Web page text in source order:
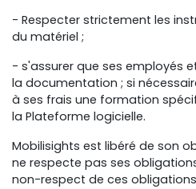
- Respecter strictement les
du matériel ;
- s'assurer que ses employés
la documentation ; si
à ses frais une formation
la Plateforme logicielle.
Mobilisights est libéré de son
ne respecte pas ses
non-respect de ces